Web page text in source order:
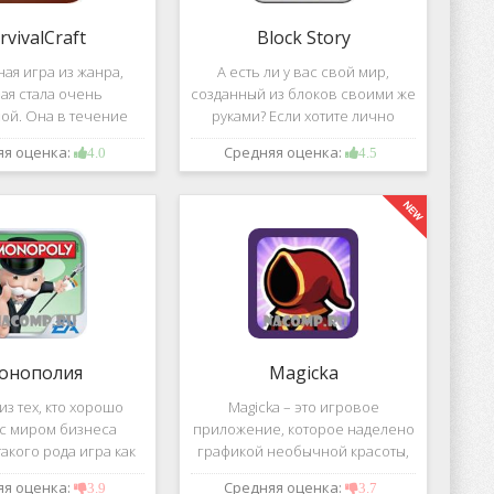
игра из жанра,
стала очень
Она в течение
временного
попала в список
качество графики,
оценка: 4.0
Block Story
А есть ли у вас свой мир,
созданный из блоков своими же
руками? Если хотите лично
воздвигнуть для себя такой мир,
тогда игра, которая называется
Средняя оценка: 4.5
тех, кто хорошо
миром бизнеса
рода игра как
настольная игра
оценка: 3.9
Magicka
Magicka – это игровое
приложение, которое наделено
графикой необычной красоты,
все персонажи в нем весьма
Средняя оценка: 3.7